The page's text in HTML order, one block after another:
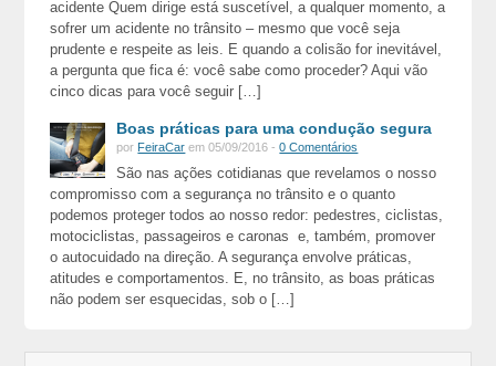
acidente Quem dirige está suscetível, a qualquer momento, a
sofrer um acidente no trânsito – mesmo que você seja
prudente e respeite as leis. E quando a colisão for inevitável,
a pergunta que fica é: você sabe como proceder? Aqui vão
cinco dicas para você seguir […]
Boas práticas para uma condução segura
por FeiraCar em 05/09/2016 -0 Comentários
São nas ações cotidianas que revelamos o nosso
compromisso com a segurança no trânsito e o quanto
podemos proteger todos ao nosso redor: pedestres, ciclistas,
motociclistas, passageiros e caronas e, também, promover
o autocuidado na direção. A segurança envolve práticas,
atitudes e comportamentos. E, no trânsito, as boas práticas
não podem ser esquecidas, sob o […]